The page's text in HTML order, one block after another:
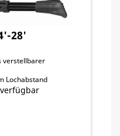
28'
verstellbarer
Lochabstand